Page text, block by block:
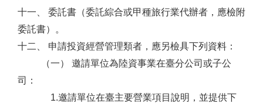
十一、 委託書（委託綜合或甲種旅行業代辦者，應檢附
委託書）。
十二、 申請投資經營管理類者，應另檢具下列資料：
（一） 邀請單位為陸資事業在臺分公司或子公
司：
1.邀請單位在臺主要營業項目說明，並提供下